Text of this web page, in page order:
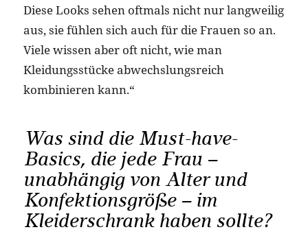
Diese Looks sehen oftmals nicht nur langweilig
aus, sie fühlen sich auch für die Frauen so an.
Viele wissen aber oft nicht, wie man
Kleidungsstücke abwechslungsreich
kombinieren kann.“
Was sind die Must-have-
Basics, die jede Frau –
unabhängig von Alter und
Konfektionsgröße – im
Kleiderschrank haben sollte?